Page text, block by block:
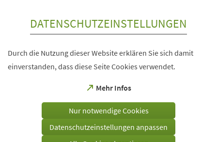
DATENSCHUTZEINSTELLUNGEN
Durch die Nutzung dieser Website erklären Sie sich damit
einverstanden, dass diese Seite Cookies verwendet.
Mehr Infos
(Öffnet
einem
Tab)
Nur notwendige Cookies
Datenschutzeinstellungen anpassen